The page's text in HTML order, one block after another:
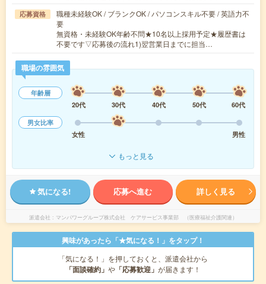
応募資格
職種未経験OK / ブランクOK / パソコンスキル不要 / 英語力不
要
無資格・未経験OK年齢不問★10名以上採用予定★履歴書は
不要です▽応募後の流れ1)翌営業日までに担当…
職場の雰囲気
年齢層
20代
30代 40代 50代
60代
男女比率
女性
男性
もっと見る
気になる! 応募へ進む 詳しく見る
派遣会社 マンパワーグループ株式会社 ケアサービス事業部 （医療福祉介護関連）
興味があったら「★気になる！」をタップ！
「気になる！」を押しておくと、派遣会社から
「面談確約」 や 「応募歓迎」 が届きます！